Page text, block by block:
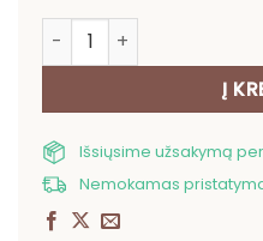
produkto kiekis:
Į
Išsiųsime užsakymą
Nemokamas